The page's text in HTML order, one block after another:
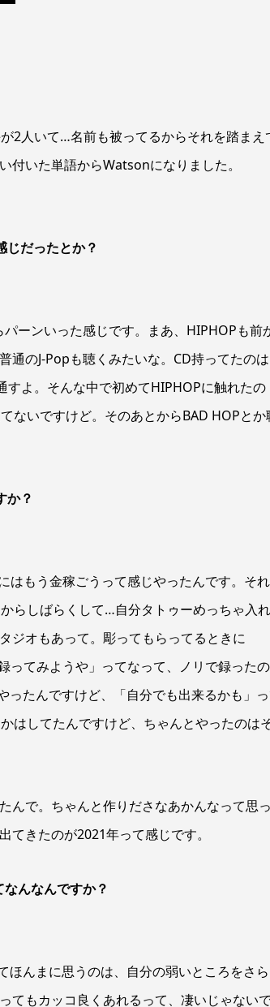
2人いて…名前も被ってるからそれを踏まえ
付いた単語からWatsonになりました。
だったとか？
ーンいった感じです。まあ、HIPHOPも前
通のJ-Popも聴くみたいな。CD持ってたの
よ。そんな中で初めてHIPHOPに触れたの
ないですけど。そのあとからBAD HOPとか
か？
はもう金稼ごうって感じやったんです。そ
らしばらくして…自分タトゥーめっちゃ入れ
ジオもあって。彫ってもらってるときに
ってみようや」ってなって、ノリで録った
たんですけど、「自分でも出来るかも」
はしてたんですけど、ちゃんとやったのは
んで。ちゃんと作りださなあかんなって思
きたのが2021年って感じです。
んなんですか？
んまに思うのは、自分の弱いところをさ
てもカッコ良くあれるって、凄いじゃない